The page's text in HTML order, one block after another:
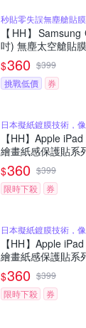
秒貼零失誤無塵艙貼膜
【HH】
吋) 無塵太空艙貼膜
$360 $399
挑戰低價
券
日本擬紙鍍膜技術，
【HH】Apple
繪畫紙感保護貼系
$360 $399
限時下殺
券
日本擬紙鍍膜技術，
【HH】Apple
繪畫紙感保護貼系
$360 $399
限時下殺
券